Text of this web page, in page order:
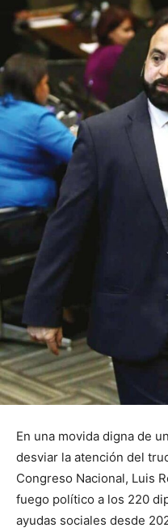
En una movida digna de
desviar la atención del
Congreso Nacional, Luis
fuego político a los 220
ayudas sociales desde